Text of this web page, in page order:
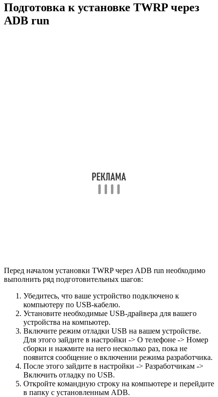
Подготовка к установке TWRP через
ADB run
Перед началом установки TWRP через ADB run необходимо
выполнить ряд подготовительных шагов:
Убедитесь, что ваше устройство подключено к
компьютеру по USB-кабелю.
Установите необходимые USB-драйвера для вашего
устройства на компьютер.
Включите режим отладки USB на вашем устройстве.
Для этого зайдите в настройки -> О телефоне -> Номер
сборки и нажмите на него несколько раз, пока не
появится сообщение о включении режима разработчика.
После этого зайдите в настройки -> Разработчикам ->
Включить отладку по USB.
Откройте командную строку на компьютере и перейдите
в папку с установленным ADB.